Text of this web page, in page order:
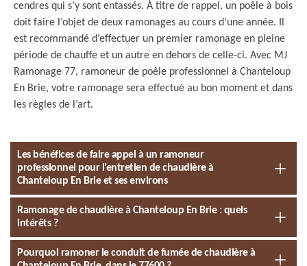
cendres qui s’y sont entassés. À titre de rappel, un poêle à bois
doit faire l’objet de deux ramonages au cours d’une année. Il
est recommandé d’effectuer un premier ramonage en pleine
période de chauffe et un autre en dehors de celle-ci. Avec MJ
Ramonage 77, ramoneur de poêle professionnel à Chanteloup
En Brie, votre ramonage sera effectué au bon moment et dans
les règles de l’art.
Les bénéfices de faire appel à un ramoneur
professionnel pour l’entretien de chaudière à
Chanteloup En Brie et ses environs
Ramonage de chaudière à Chanteloup En Brie : quels
intérêts ?
Pourquoi ramoner le conduit de fumée de chaudière à